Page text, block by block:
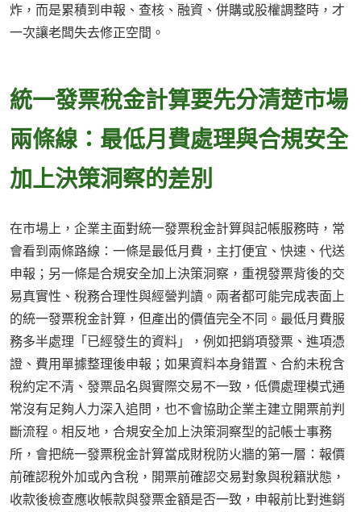
炸，而是累積到申報、查核、融資、併購或股權調整時，才
一次讓老闆失去修正空間。
統一發票稅金計算要先分清楚市場
兩條線：最低月費處理與合規安全
加上決策洞察的差別
在市場上，企業主面對統一發票稅金計算與記帳服務時，常
會看到兩條路線：一條是最低月費，主打便宜、快速、代送
申報；另一條是合規安全加上決策洞察，重視發票背後的交
易真實性、稅務合理性與經營判讀。兩者都可能完成表面上
的統一發票稅金計算，但產出的價值完全不同。最低月費服
務多半處理「已經發生的資料」，例如把銷項發票、進項憑
證、費用單據整理後申報；如果資料本身錯置、合約未稅含
稅約定不清、發票品名與實際交易不一致，低價處理模式通
常沒有足夠人力深入追問，也不會協助企業主建立開票前判
斷流程。相反地，合規安全加上決策洞察型的記帳士事務
所，會把統一發票稅金計算當成財稅防火牆的第一層：報價
前確認稅外加或內含稅，開票前確認交易對象與稅籍狀態，
收款後檢查應收帳款與發票金額是否一致，申報前比對進銷